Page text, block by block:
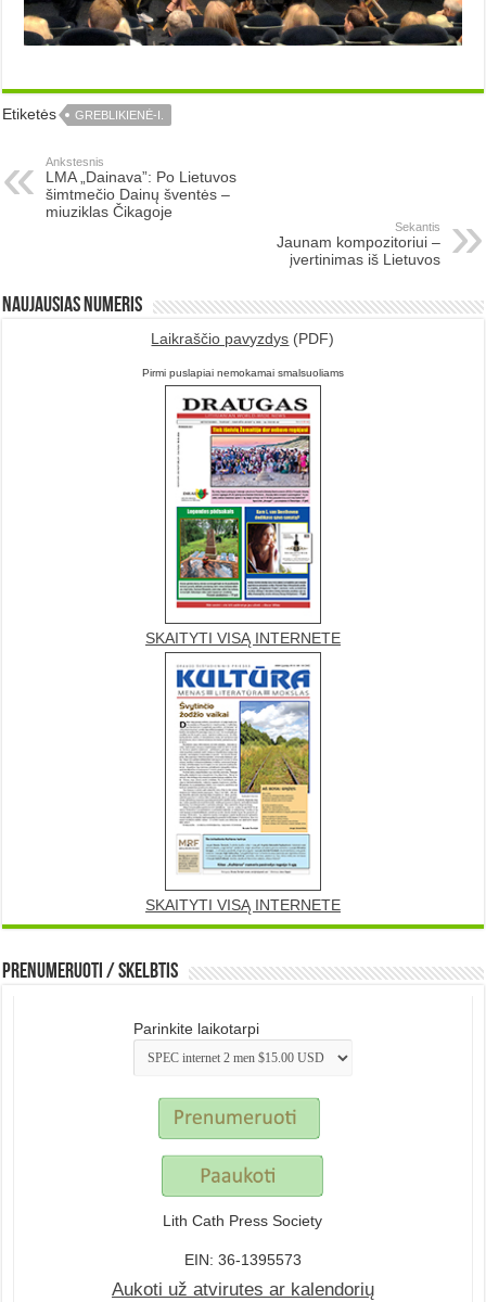
Etiketės GREBLIKIENĖ-I.
Ankstesnis
LMA „Dainava”: Po Lietuvos
šimtmečio Dainų šventės –
miuziklas Čikagoje
Sekantis
Jaunam kompozitoriui –
įvertinimas iš Lietuvos
Naujausias numeris
Laikraščio pavyzdys (PDF)
Pirmi puslapiai nemokamai smalsuoliams
SKAITYTI VISĄ INTERNETE
SKAITYTI VISĄ INTERNETE
Prenumeruoti / Skelbtis
Parinkite laikotarpi
Lith Cath Press Society
EIN: 36-1395573
Aukoti už atvirutes ar kalendorių